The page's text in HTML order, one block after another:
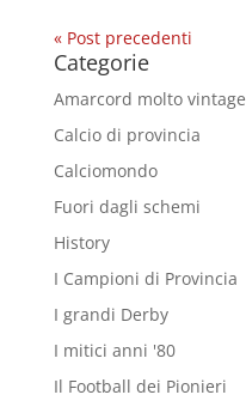
« Post precedenti
Categorie
Amarcord molto vintage
Calcio di provincia
Calciomondo
Fuori dagli schemi
History
I Campioni di Provincia
I grandi Derby
I mitici anni '80
Il Football dei Pionieri